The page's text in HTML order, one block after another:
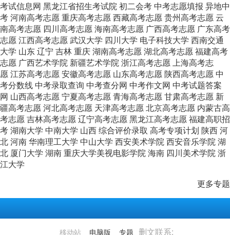
考试信息网 黑龙江省招生考试院 初二会考 中考志愿填报 异地中
考 河南高考志愿 重庆高考志愿 西藏高考志愿 贵州高考志愿 云
南高考志愿 四川高考志愿 海南高考志愿 广西高考志愿 广东高考
志愿 江西高考志愿 武汉大学 四川大学 电子科技大学 西南交通
大学 山东 辽宁 吉林 重庆 湖南高考志愿 湖北高考志愿 福建高考
志愿 广西艺术学院 新疆艺术学院 浙江高考志愿
上海高考志
愿 江苏高考志愿 安徽高考志愿 山东高考志愿 陕西高考志愿 中
考分数线 中考录取查询 中考查分网 中考作文网 中考试题答案
网 山西高考志愿 宁夏高考志愿 青海高考志愿 甘肃高考志愿 新
疆高考志愿 河北高考志愿 天津高考志愿 北京高考志愿 内蒙古高
考志愿 吉林高考志愿 辽宁高考志愿 黑龙江高考志愿 福建高职招
考 湖南大学 中南大学 山西 综合评价录取 高考专项计划 陕西 河
北 河南 华南理工大学 中山大学 西安美术学院 西安音乐学院 湖
北 厦门大学 湖南 重庆大学美视电影学院 海南 四川美术学院 浙
江大学
更多专题
移动站 电脑版 专题 删文联系: